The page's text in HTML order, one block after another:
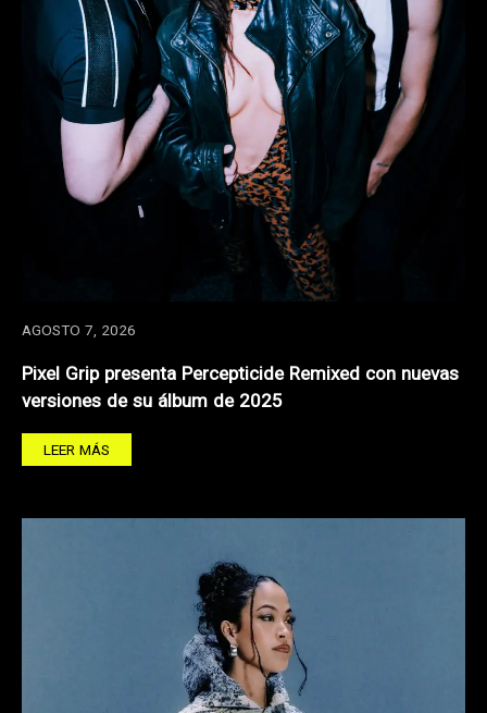
AGOSTO 7, 2026
Pixel Grip presenta Percepticide Remixed con nuevas
versiones de su álbum de 2025
LEER MÁS